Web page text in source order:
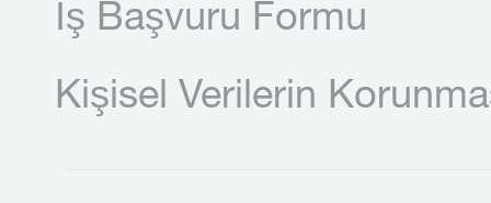
İş Başvuru Formu
Kişisel Verilerin